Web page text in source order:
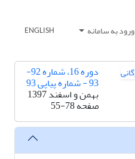
ورود به سامانه ENGLISH
دوره 16، شماره 92-
93 - شماره پیاپی 93
بهمن و اسفند 1397
صفحه55-78